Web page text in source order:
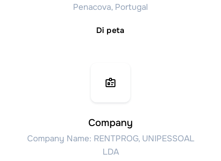
Penacova, Portugal
Di peta
Company
Company Name: RENTPROG, UNIPESSOAL
LDA